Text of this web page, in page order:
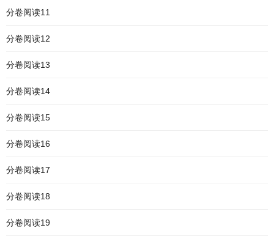
分卷阅读11
分卷阅读12
分卷阅读13
分卷阅读14
分卷阅读15
分卷阅读16
分卷阅读17
分卷阅读18
分卷阅读19